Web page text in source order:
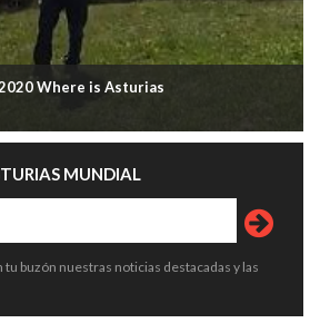
Where is Asturias
MUNDIAL
buzón nuestras noticias destacadas y las